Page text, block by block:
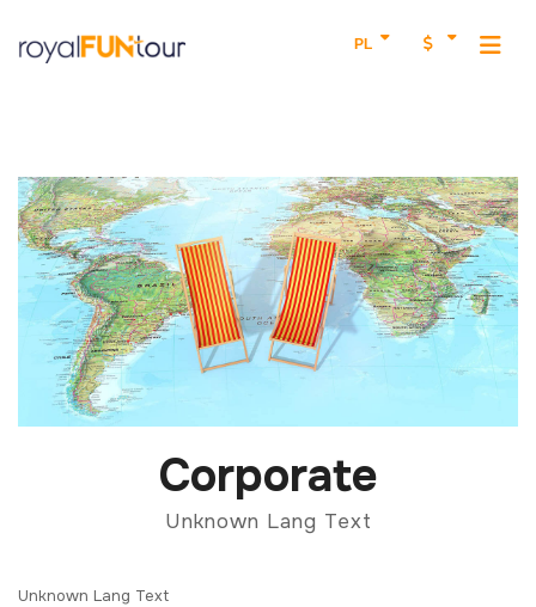
PL
Corporate
Unknown Lang Text
Unknown Lang Text